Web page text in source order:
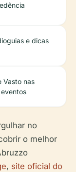
e dicas
Vasto nas
no
o melhor
, site oficial do